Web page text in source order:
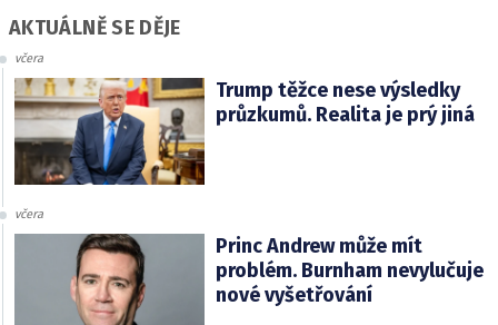
AKTUÁLNĚ SE DĚJE
včera
Trump těžce nese výsledky
průzkumů. Realita je prý jiná
včera
Princ Andrew může mít
problém. Burnham nevylučuje
nové vyšetřování